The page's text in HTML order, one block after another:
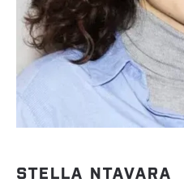
STELLA NTAVARA